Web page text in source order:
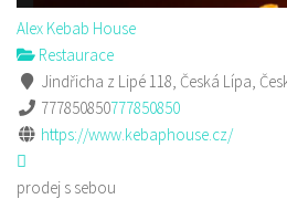
Alex Kebab House
Restaurace
Jindřicha z Lipé 118, Česká Lípa,
777850850777850850
https://www.kebaphouse.cz/
prodej s sebou